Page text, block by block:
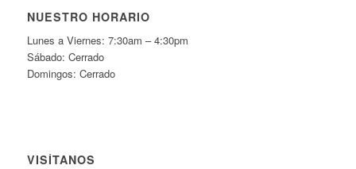
NUESTRO HORARIO
Lunes a Viernes: 7:30am – 4:30pm
Sábado: Cerrado
Domingos: Cerrado
VISÍTANOS